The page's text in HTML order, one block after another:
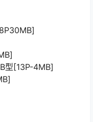
型[13P-4MB]